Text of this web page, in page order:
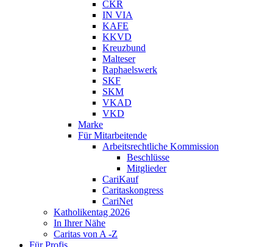
CKR
IN VIA
KAFE
KKVD
Kreuzbund
Malteser
Raphaelswerk
SKF
SKM
VKAD
VKD
Marke
Für Mitarbeitende
Arbeitsrechtliche Kommission
Beschlüsse
Mitglieder
CariKauf
Caritaskongress
CariNet
Katholikentag 2026
In Ihrer Nähe
Caritas von A -Z